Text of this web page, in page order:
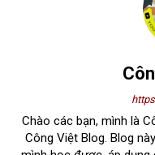
Chào các bạn, mình là
Công Việt Blog. Blog